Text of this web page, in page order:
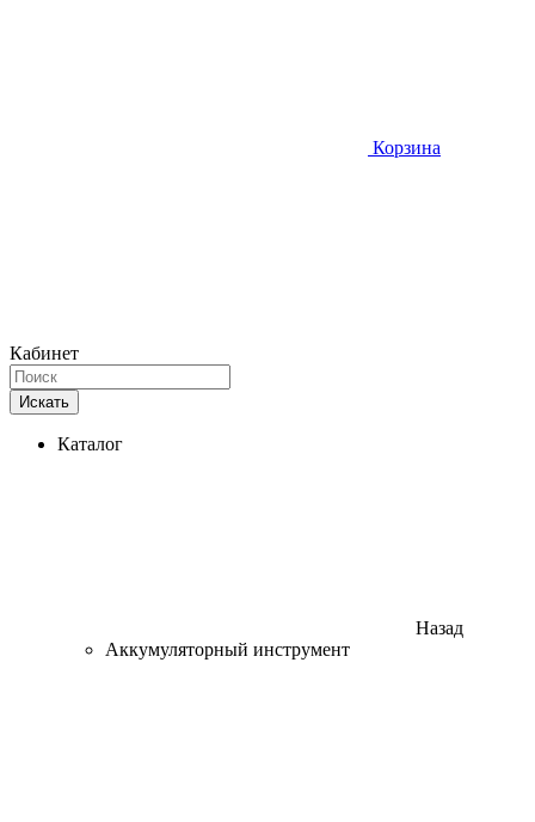
Корзина
Кабинет
Искать
Каталог
Назад
Аккумуляторный инструмент